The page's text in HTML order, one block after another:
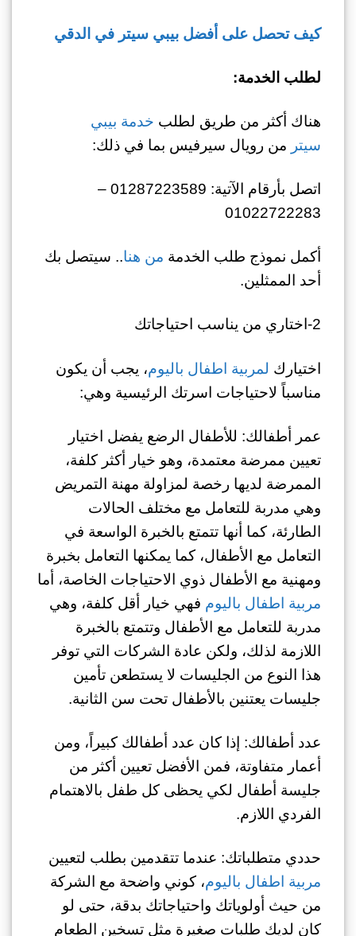
كيف تحصل على أفضل بيبي سيتر في الدقي
لطلب الخدمة:
هناك أكثر من طريق لطلب خدمة بيبي
سيتر من رويال سيرفيس بما في ذلك:
اتصل بأرقام الآتية: 01287223589 –
01022722283
أكمل نموذج طلب الخدمة من هنا.. سيتصل بك
أحد الممثلين.
2-اختاري من يناسب احتياجاتك
اختيارك لمربية اطفال باليوم، يجب أن يكون
مناسباً لاحتياجات اسرتك الرئيسية وهي:
عمر أطفالك: للأطفال الرضع يفضل اختيار
تعيين ممرضة معتمدة، وهو خيار أكثر كلفة،
الممرضة لديها رخصة لمزاولة مهنة التمريض
وهي مدربة للتعامل مع مختلف الحالات
الطارئة، كما أنها تتمتع بالخبرة الواسعة في
التعامل مع الأطفال، كما يمكنها التعامل بخبرة
ومهنية مع الأطفال ذوي الاحتياجات الخاصة، أما
مربية اطفال باليوم فهي خيار أقل كلفة، وهي
مدربة للتعامل مع الأطفال وتتمتع بالخبرة
اللازمة لذلك، ولكن عادة الشركات التي توفر
هذا النوع من الجليسات لا يستطعن تأمين
جليسات يعتنين بالأطفال تحت سن الثانية.
عدد أطفالك: إذا كان عدد أطفالك كبيراً، ومن
أعمار متفاوتة، فمن الأفضل تعيين أكثر من
جليسة أطفال لكي يحظى كل طفل بالاهتمام
الفردي اللازم.
حددي متطلباتك: عندما تتقدمين بطلب لتعيين
مربية اطفال باليوم، كوني واضحة مع الشركة
من حيث أولوياتك واحتياجاتك بدقة، حتى لو
كان لديك طلبات صغيرة مثل تسخين الطعام